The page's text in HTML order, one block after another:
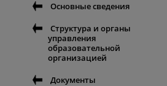
Основные сведения
Структура и органы
управления
образовательной
организацией
Документы